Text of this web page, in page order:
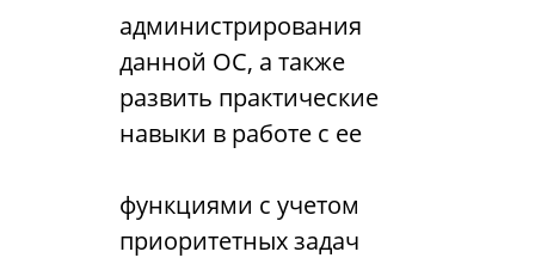
администрирования
данной ОС, а также
развить практические
навыки в работе с ее
функциями с учетом
приоритетных задач